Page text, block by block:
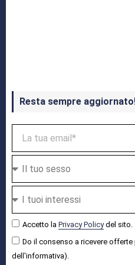
Resta sempre
Accetto la Privacy Policydel sito.
Do il consenso a ricevere
dell'informativa).